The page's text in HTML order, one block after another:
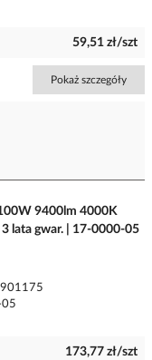
59,51 zł/szt
Pokaż szczegóły
9400lm 4000K
lata gwar. | 17-0000-05
173,77 zł/szt